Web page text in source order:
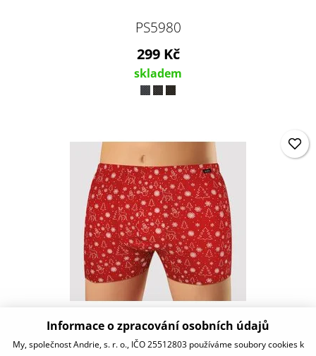
PS5980
299 Kč
skladem
PSV5832
Informace o zpracování osobních údajů
My, společnost Andrie, s. r. o., IČO 25512803 používáme soubory cookies k